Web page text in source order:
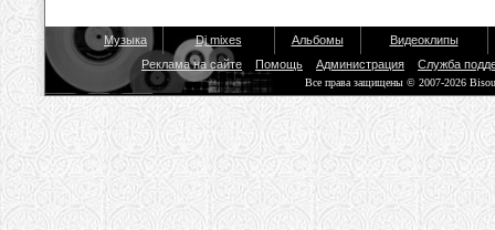
Музыка Dj mixes Альбомы
Видеоклипы
Реклама на сайте
Помощь Администрация Служба
Все права защищены © 2007-2026